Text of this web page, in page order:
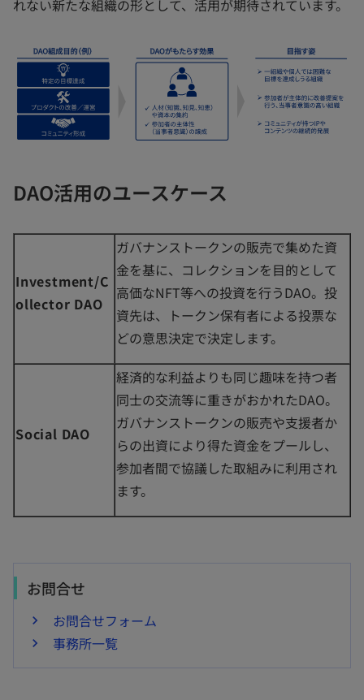
れない新たな組織の形として、活用が期待されています。
DAO活用のユースケース
Investment/C
ollector DAO
ガバナンストークンの販売で集めた資
金を基に、コレクションを目的として
高価なNFT等への投資を行うDAO。投
資先は、トークン保有者による投票な
どの意思決定で決定します。
Social DAO
経済的な利益よりも同じ趣味を持つ者
同士の交流等に重きがおかれたDAO。
ガバナンストークンの販売や支援者か
らの出資により得た資金をプールし、
参加者間で協議した取組みに利用され
ます。
お問合せ
お問合せフォーム
事務所一覧